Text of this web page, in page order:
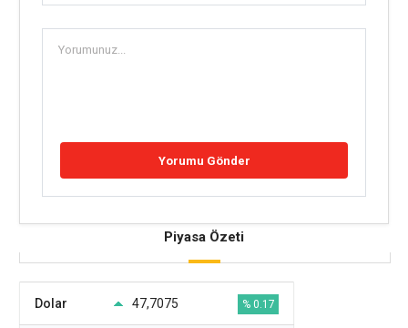
Piyasa Özeti
Dolar 47,7075 % 0.17